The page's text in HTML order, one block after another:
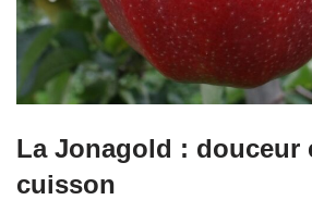
La Jonagold : douceur
cuisson